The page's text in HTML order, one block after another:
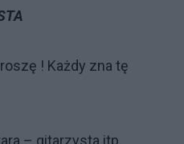
! Każdy zna tę
– gitarzysta itp.